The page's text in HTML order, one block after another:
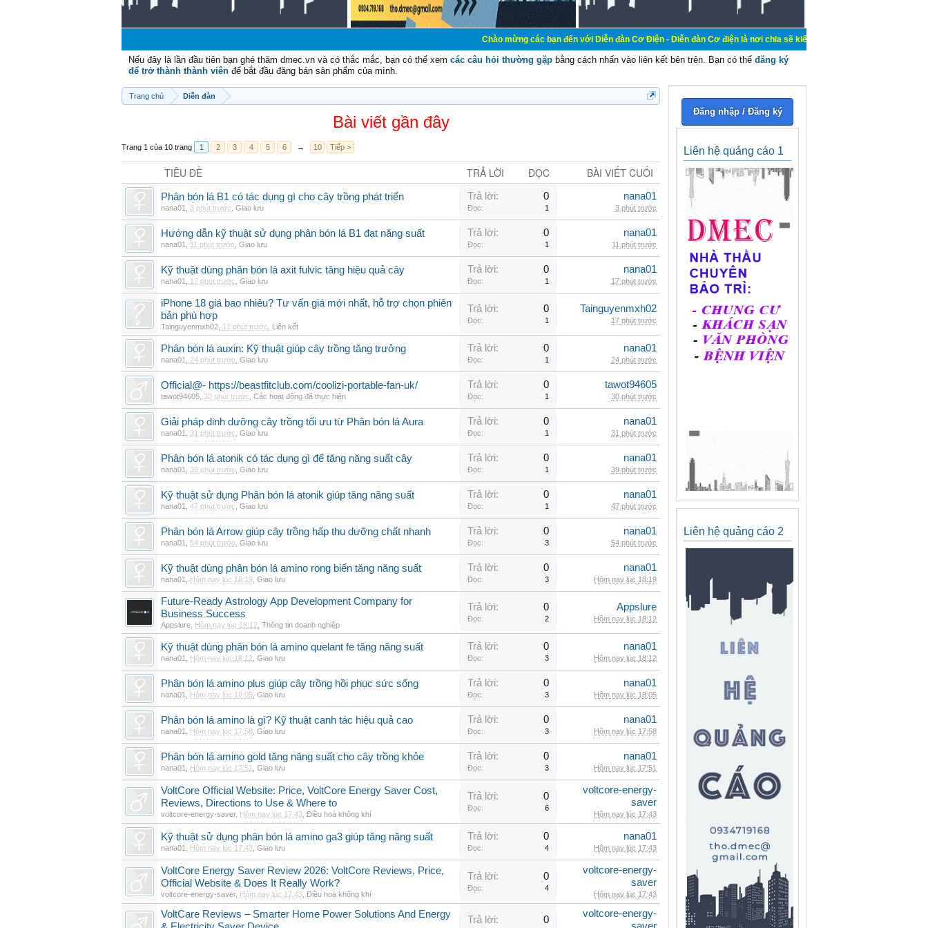
Chào mừng các bạn đến với Diễn đàn Cơ Điện - Diễn đàn Cơ điện là nơi chia sẽ kiến thức kinh nghiệm trong lãnh vực cơ
Nếu đây là lần đầu tiên bạn ghé thăm dmec.vn và có thắc mắc, bạn có thể xem các câu hỏi thường gặp bằng cách nhấn vào liên kết bên trên. Bạn có thể đăng ký
để trở thành thành viên để bắt đầu đăng bán sản phẩm của mình.
Trang chủ Diễn đàn
Bài viết gần đây
Trang 1 của 10 trang 1 2 3 4 5 6 → 10 Tiếp >
TIÊU ĐỀ TRẢ LỜI ĐỌC BÀI VIẾT CUỐI
Phân bón lá B1 có tác dụng gì cho cây trồng phát triển
nana01 3 phút trước Giao lưu
Trả lời: 0
Đọc: 1
nana01
3 phút trước
Hướng dẫn kỹ thuật sử dụng phân bón lá B1 đạt năng suất
nana01 11 phút trước Giao lưu
Trả lời: 0
Đọc: 1
nana01
11 phút trước
Kỹ thuật dùng phân bón lá axit fulvic tăng hiệu quả cây
nana01 17 phút trước Giao lưu
Trả lời: 0
Đọc: 1
nana01
17 phút trước
iPhone 18 giá bao nhiêu? Tư vấn giá mới nhất, hỗ trợ chọn phiên
bản phù hợp
Tainguyenmxh02 17 phút trước Liên kết
Trả lời: 0
Đọc: 1
Tainguyenmxh02
17 phút trước
Phân bón lá auxin: Kỹ thuật giúp cây trồng tăng trưởng
nana01 24 phút trước Giao lưu
Trả lời: 0
Đọc: 1
nana01
24 phút trước
Official@- https://beastfitclub.com/coolizi-portable-fan-uk/
tawot94605 30 phút trước Các hoạt động đã thực hiện
Trả lời: 0
Đọc: 1
tawot94605
30 phút trước
Giải pháp dinh dưỡng cây trồng tối ưu từ Phân bón lá Aura
nana01 31 phút trước Giao lưu
Trả lời: 0
Đọc: 1
nana01
31 phút trước
Phân bón lá atonik có tác dụng gì để tăng năng suất cây
nana01 39 phút trước Giao lưu
Trả lời: 0
Đọc: 1
nana01
39 phút trước
Kỹ thuật sử dụng Phân bón lá atonik giúp tăng năng suất
nana01 47 phút trước Giao lưu
Trả lời: 0
Đọc: 1
nana01
47 phút trước
Phân bón lá Arrow giúp cây trồng hấp thu dưỡng chất nhanh
nana01 54 phút trước Giao lưu
Trả lời: 0
Đọc: 3
nana01
54 phút trước
Kỹ thuật dùng phân bón lá amino rong biển tăng năng suất
nana01 Hôm nay lúc 18:19 Giao lưu
Trả lời: 0
Đọc: 3
nana01
Hôm nay lúc 18:19
Future-Ready Astrology App Development Company for
Business Success
Appslure Hôm nay lúc 18:12 Thông tin doanh nghiệp
Trả lời: 0
Đọc: 2
Appslure
Hôm nay lúc 18:12
Kỹ thuật dùng phân bón lá amino quelant fe tăng năng suất
nana01 Hôm nay lúc 18:12 Giao lưu
Trả lời: 0
Đọc: 3
nana01
Hôm nay lúc 18:12
Phân bón lá amino plus giúp cây trồng hồi phục sức sống
nana01 Hôm nay lúc 18:05 Giao lưu
Trả lời: 0
Đọc: 3
nana01
Hôm nay lúc 18:05
Phân bón lá amino là gì? Kỹ thuật canh tác hiệu quả cao
nana01 Hôm nay lúc 17:58 Giao lưu
Trả lời: 0
Đọc: 3
nana01
Hôm nay lúc 17:58
Phân bón lá amino gold tăng năng suất cho cây trồng khỏe
nana01 Hôm nay lúc 17:51 Giao lưu
Trả lời: 0
Đọc: 3
nana01
Hôm nay lúc 17:51
VoltCore Official Website: Price, VoltCore Energy Saver Cost,
Reviews, Directions to Use & Where to
voltcore-energy-saver, Hôm nay lúc 17:43 Điều hoà không khí
Trả lời: 0
Đọc: 6
voltcore-energy-
saver
Hôm nay lúc 17:43
Kỹ thuật sử dụng phân bón lá amino ga3 giúp tăng năng suất
nana01 Hôm nay lúc 17:43 Giao lưu
Trả lời: 0
Đọc: 4
nana01
Hôm nay lúc 17:43
VoltCore Energy Saver Review 2026: VoltCore Reviews, Price,
Official Website & Does It Really Work?
voltcore-energy-saver, Hôm nay lúc 17:43 Điều hoà không khí
Trả lời: 0
Đọc: 4
voltcore-energy-
saver
Hôm nay lúc 17:43
VoltCare Reviews – Smarter Home Power Solutions And Energy
Trả lời: 0
voltcore-energy-
Đăng nhập / Đăng ký
Liên hệ quảng cáo 1
Liên hệ quảng cáo 2